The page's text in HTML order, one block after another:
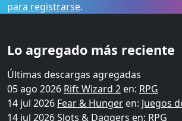
para registrarse.
Lo agregado más reciente
Últimas descargas agregadas
05 ago 2026 Rift Wizard 2 en: RPG
14 jul 2026 Fear & Hunger en: Juegos
14 jul 2026Slots & Daggers en: RPG